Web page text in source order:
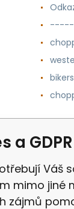
a GDPR
Váš
mimo jiné
zájmů